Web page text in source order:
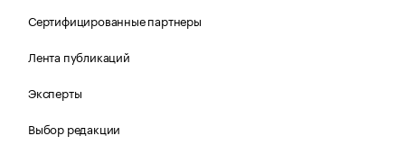
Сертифицированные партнеры
Лента публикаций
Эксперты
Выбор редакции